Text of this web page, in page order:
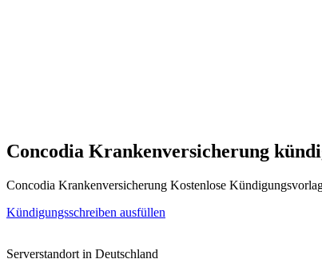
Concodia Krankenversicherung
Concodia Krankenversicherung Kostenlose
Kündigungsschreiben ausfüllen
Serverstandort in Deutschland